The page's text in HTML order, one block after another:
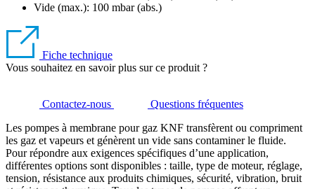
Vide (max.): 100 mbar (abs.)
Fiche technique
Vous souhaitez en savoir plus sur ce produit ?
Contactez-nous
Questions fréquentes
Les pompes à membrane pour gaz KNF transfèrent ou compriment
les gaz et vapeurs et génèrent un vide sans contaminer le fluide.
Pour répondre aux exigences spécifiques d’une application,
différentes options sont disponibles : taille, type de moteur, réglage,
tension, résistance aux produits chimiques, sécurité, vibration, bruit